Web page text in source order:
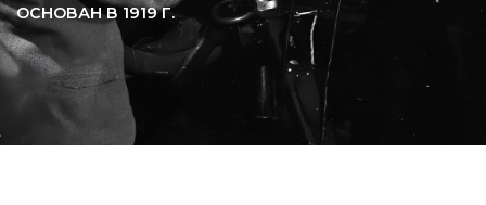
ОСНОВАН В 1919Г.